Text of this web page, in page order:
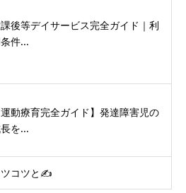
後等デイサービス完全ガイド｜利
件...
運動療育完全ガイド】発達障害児の
を...
ツコツと✍